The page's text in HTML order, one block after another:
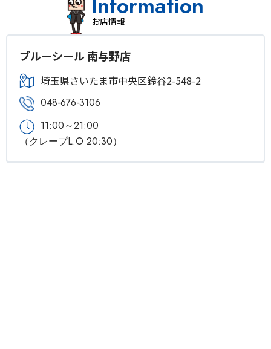
お店情報
ブルーシール 南与野店
埼玉県さいたま市中央区鈴谷2-548-2
048-676-3106
11:00～21:00
（クレープL.O 20:30）